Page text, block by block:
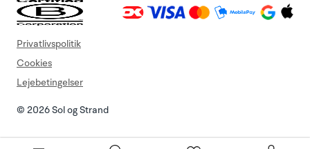
© 2026 Sol og Strand
Privatlivspolitik
Cookies
Lejebetingelser